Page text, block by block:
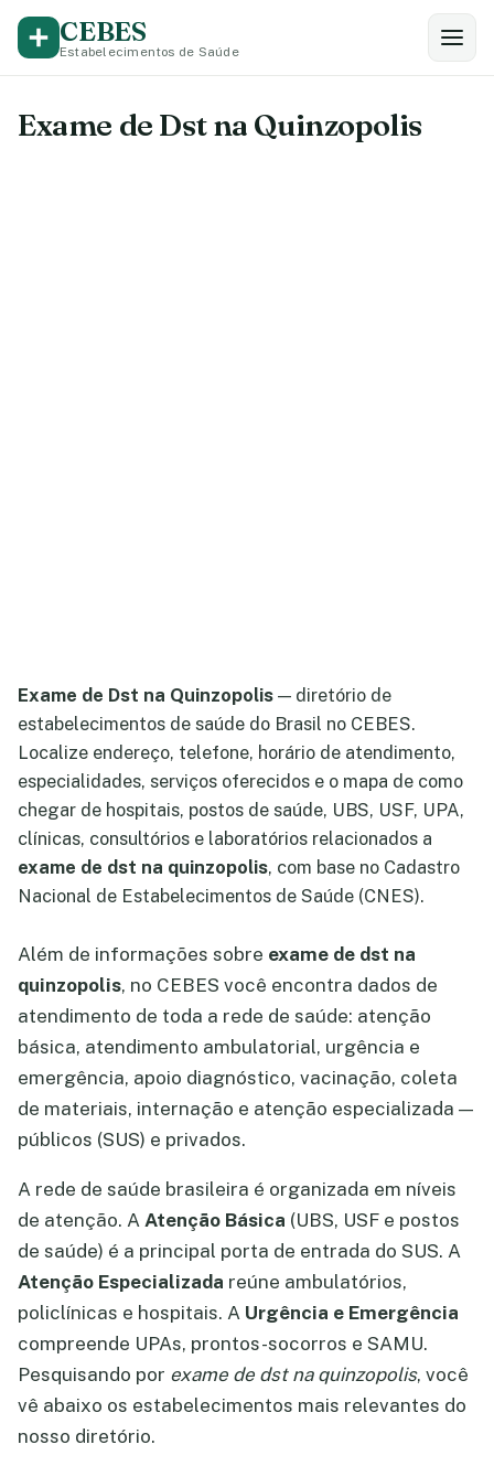
CEBES
Estabelecimentos de Saúde
Exame de Dst na Quinzopolis
Exame de Dst na Quinzopolis — diretório de
estabelecimentos de saúde do Brasil no CEBES.
Localize endereço, telefone, horário de atendimento,
especialidades, serviços oferecidos e o mapa de como
chegar de hospitais, postos de saúde, UBS, USF, UPA,
clínicas, consultórios e laboratórios relacionados a
exame de dst na quinzopolis, com base no Cadastro
Nacional de Estabelecimentos de Saúde (CNES).
Além de informações sobre exame de dst na
quinzopolis, no CEBES você encontra dados de
atendimento de toda a rede de saúde: atenção
básica, atendimento ambulatorial, urgência e
emergência, apoio diagnóstico, vacinação, coleta
de materiais, internação e atenção especializada —
públicos (SUS) e privados.
A rede de saúde brasileira é organizada em níveis
de atenção. A Atenção Básica (UBS, USF e postos
de saúde) é a principal porta de entrada do SUS. A
Atenção Especializada reúne ambulatórios,
policlínicas e hospitais. A Urgência e Emergência
compreende UPAs, prontos-socorros e SAMU.
Pesquisando por exame de dst na quinzopolis, você
vê abaixo os estabelecimentos mais relevantes do
nosso diretório.